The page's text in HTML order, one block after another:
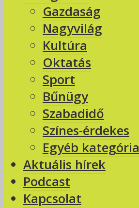
Gazdaság
Nagyvilág
Kultúra
Oktatás
Sport
Bűnügy
Szabadidő
Színes-érdekes
Egyéb kategória
Aktuális hírek
Podcast
Kapcsolat